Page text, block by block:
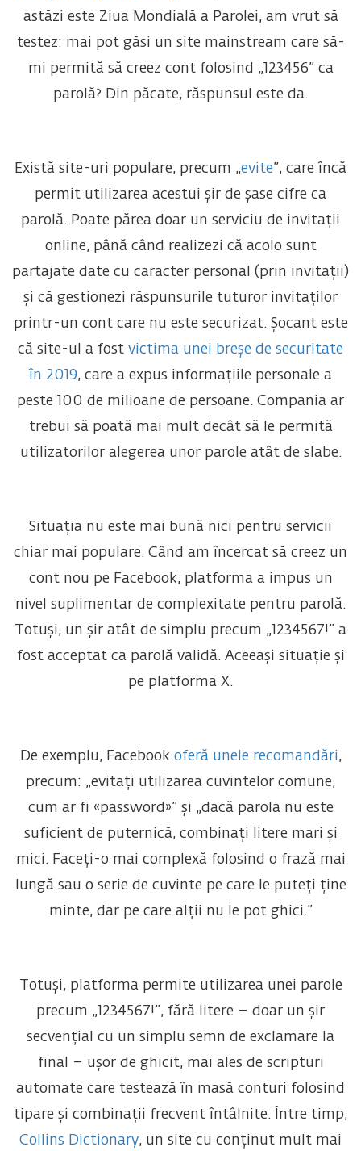
astăzi este Ziua Mondială a Parolei, am vrut să
testez: mai pot găsi un site mainstream care să-
mi permită să creez cont folosind „123456” ca
parolă? Din păcate, răspunsul este da.
Există site-uri populare, precum „evite”, care încă
permit utilizarea acestui șir de șase cifre ca
parolă. Poate părea doar un serviciu de invitații
online, până când realizezi că acolo sunt
partajate date cu caracter personal (prin invitații)
și că gestionezi răspunsurile tuturor invitaților
printr-un cont care nu este securizat. Șocant este
că site-ul a fost victima unei breșe de securitate
în 2019, care a expus informațiile personale a
peste 100 de milioane de persoane. Compania ar
trebui să poată mai mult decât să le permită
utilizatorilor alegerea unor parole atât de slabe.
Situația nu este mai bună nici pentru servicii
chiar mai populare. Când am încercat să creez un
cont nou pe Facebook, platforma a impus un
nivel suplimentar de complexitate pentru parolă.
Totuși, un șir atât de simplu precum „1234567!” a
fost acceptat ca parolă validă. Aceeași situație și
pe platforma X.
De exemplu, Facebook oferă unele recomandări,
precum: „evitați utilizarea cuvintelor comune,
cum ar fi «password»” și „dacă parola nu este
suficient de puternică, combinați litere mari și
mici. Faceți-o mai complexă folosind o frază mai
lungă sau o serie de cuvinte pe care le puteți ține
minte, dar pe care alții nu le pot ghici.”
Totuși, platforma permite utilizarea unei parole
precum „1234567!”, fără litere – doar un șir
secvențial cu un simplu semn de exclamare la
final – ușor de ghicit, mai ales de scripturi
automate care testează în masă conturi folosind
tipare și combinații frecvent întâlnite.
Între timp,
Collins Dictionary, un site cu conținut mult mai